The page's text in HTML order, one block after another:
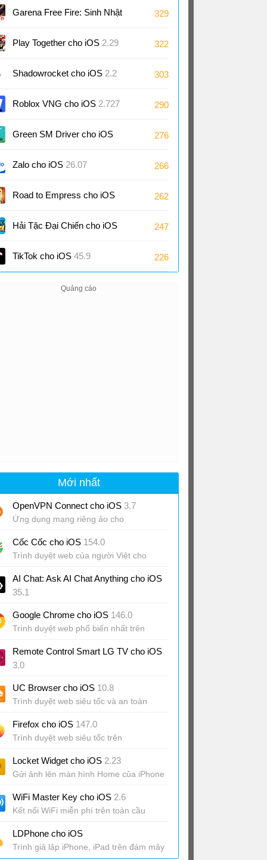
Garena Free Fire: Sinh Nhật
9 Tuổi cho iOS 1.126
329
Play Together cho iOS 2.29 322
Shadowrocket cho iOS 2.2 303
Roblox VNG cho iOS 2.727 290
Green SM Driver cho iOS
3.10
276
Zalo cho iOS 26.07 266
Road to Empress cho iOS
2.0
262
Hải Tặc Đại Chiến cho iOS 247
TikTok cho iOS 45.9 226
Mới nhất
OpenVPN Connect cho iOS 3.7
Ứng dụng mạng riêng ảo cho
Cốc Cốc cho iOS 154.0
Trình duyệt web của người Việt cho
AI Chat: Ask AI Chat Anything cho iOS
35.1
Google Chrome cho iOS 146.0
Trình duyệt web phổ biến nhất trên
Remote Control Smart LG TV cho iOS
3.0
iPhone/iPad/Apple Watch
UC Browser cho iOS 10.8
Trình duyệt web siêu tốc và an toàn
Firefox cho iOS 147.0
Trình duyệt web siêu tốc trên
Locket Widget cho iOS 2.23
Gửi ảnh lên màn hình Home của iPhone
WiFi Master Key cho iOS 2.6
Kết nối WiFi miễn phí trên toàn cầu
LDPhone cho iOS
Trình giả lập iPhone, iPad trên đám mây